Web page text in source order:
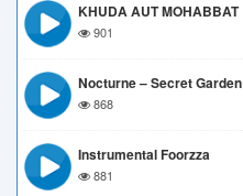
KHUDA AUT MOHABBAT
901
Nocturne – Secret Garden
868
Instrumental Foorzza
881